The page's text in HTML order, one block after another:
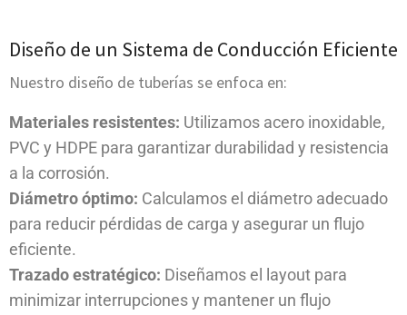
Diseño de un Sistema de Conducción Eficiente
Nuestro diseño de tuberías se enfoca en:
Materiales resistentes: Utilizamos acero inoxidable,
PVC y HDPE para garantizar durabilidad y resistencia
a la corrosión.
Diámetro óptimo: Calculamos el diámetro adecuado
para reducir pérdidas de carga y asegurar un flujo
eficiente.
Trazado estratégico: Diseñamos el layout para
minimizar interrupciones y mantener un flujo